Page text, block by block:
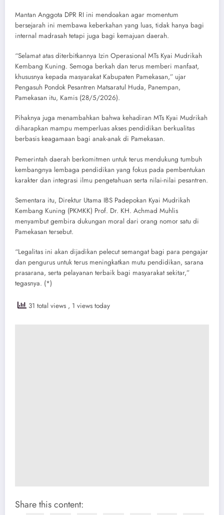
Mantan Anggota DPR RI ini mendoakan agar momentum
bersejarah ini membawa keberkahan yang luas, tidak hanya bagi
internal madrasah tetapi juga bagi kemajuan daerah.
“Selamat atas diterbitkannya Izin Operasional MTs Kyai Mudrikah
Kembang Kuning. Semoga berkah dan terus memberi manfaat,
khususnya kepada masyarakat Kabupaten Pamekasan,” ujar
Pengasuh Pondok Pesantren Matsaratul Huda, Panempan,
Pamekasan itu, Kamis (28/5/2026).
Pihaknya juga menambahkan bahwa kehadiran MTs Kyai Mudrikah
diharapkan mampu memperluas akses pendidikan berkualitas
berbasis keagamaan bagi anak-anak di Pamekasan.
Pemerintah daerah berkomitmen untuk terus mendukung tumbuh
kembangnya lembaga pendidikan yang fokus pada pembentukan
karakter dan integrasi ilmu pengetahuan serta nilai-nilai pesantren.
Sementara itu, Direktur Utama IBS Padepokan Kyai Mudrikah
Kembang Kuning (PKMKK) Prof. Dr. KH. Achmad Muhlis
menyambut gembira dukungan moral dari orang nomor satu di
Pamekasan tersebut.
“Legalitas ini akan dijadikan pelecut semangat bagi para pengajar
dan pengurus untuk terus meningkatkan mutu pendidikan, sarana
prasarana, serta pelayanan terbaik bagi masyarakat sekitar,”
tegasnya. (*)
31 total views , 1 views today
Share this content: